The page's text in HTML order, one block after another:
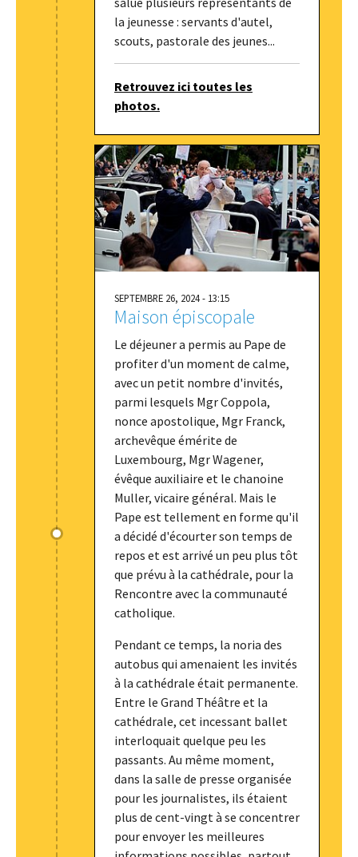
la jeunesse : servants d'autel,
scouts, pastorale des jeunes...
Retrouvez ici toutes les
photos.
SEPTEMBRE 26, 2024 - 13:15
Maison épiscopale
Le déjeuner a permis au Pape de
profiter d'un moment de calme,
avec un petit nombre d'invités,
parmi lesquels Mgr Coppola,
nonce apostolique, Mgr Franck,
archevêque émérite de
Luxembourg, Mgr Wagener,
évêque auxiliaire et le chanoine
Muller, vicaire général. Mais le
Pape est tellement en forme qu'il
a décidé d'écourter son temps de
repos et est arrivé un peu plus tôt
que prévu à la cathédrale, pour la
Rencontre avec la communauté
catholique.
Pendant ce temps, la noria des
autobus qui amenaient les invités
à la cathédrale était permanente.
Entre le Grand Théâtre et la
cathédrale, cet incessant ballet
interloquait quelque peu les
passants. Au même moment,
dans la salle de presse organisée
pour les journalistes, ils étaient
plus de cent-vingt à se concentrer
pour envoyer les meilleures